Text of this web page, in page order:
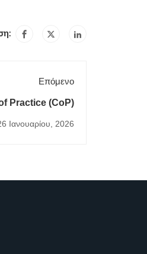
Επόμενο
Practice (CoP)
Ιανουαρίου, 2026